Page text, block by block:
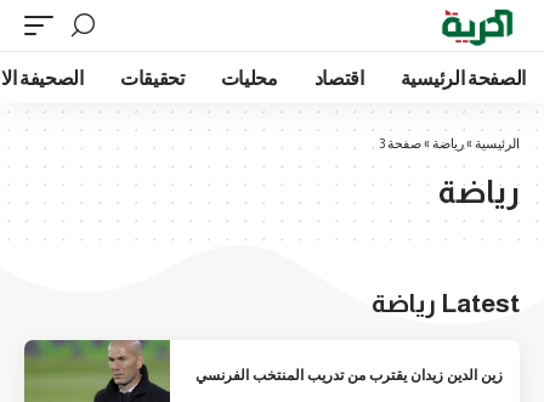
الصفحة الرئيسية اقتصاد محليات تحقيقات الصحيفة
الرئيسية »رياضة »صفحة 3
رياضة
Latest رياضة
زين الدين زيدان يقترب من تدريب المنتخب الفرنسي